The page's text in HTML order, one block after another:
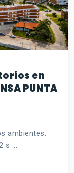
en
PUNTA
ambientes.
s ...